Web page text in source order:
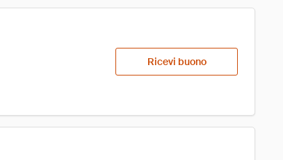
Ricevi buono